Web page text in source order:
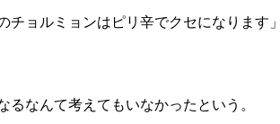
ョルミョンはピリ辛でクセになります
なんて考えてもいなかったという。